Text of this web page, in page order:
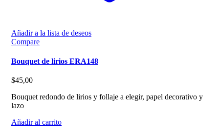
Añadir a la lista de deseos
Compare
Bouquet de lirios ERA148
$45,00
Bouquet redondo de lirios y follaje a elegir, papel decorativo y
lazo
Añadir al carrito